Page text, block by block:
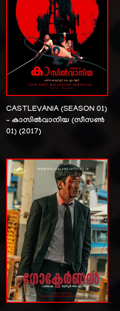
CASTLEVANIA (SEASON 01)
– കാസിൽവാനിയ (സീസൺ
01) (2017)